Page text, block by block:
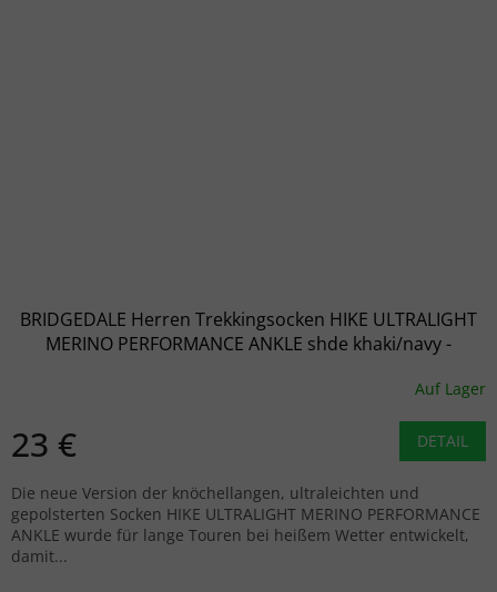
BRIDGEDALE Herren Trekkingsocken HIKE ULTRALIGHT
MERINO PERFORMANCE ANKLE shde khaki/navy -
Auf Lager
23 € DETAIL
Die neue Version der knöchellangen, ultraleichten und
gepolsterten Socken HIKE ULTRALIGHT MERINO PERFORMANCE
ANKLE wurde für lange Touren bei heißem Wetter entwickelt,
damit...